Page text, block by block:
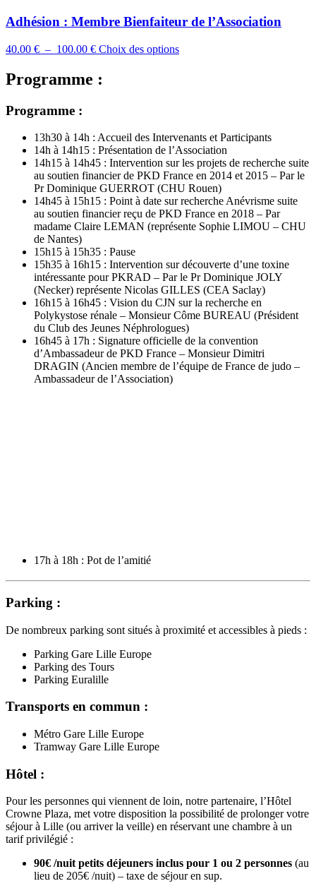
Adhésion : Membre Bienfaiteur de l’Association
40.00 € – 100.00 €Plage
40.00 €
Choix des optionsCe
peuvent
être
choisies
sur
la
page
du
produit
Programme :
Programme :
13h30 à 14h : Accueil des Intervenants et Participants
14h à 14h15 : Présentation de l’Association
14h15 à 14h45 : Intervention sur les projets de recherche suite
au soutien financier de PKD France en 2014 et 2015 – Par le
Pr Dominique GUERROT (CHU Rouen)
14h45 à 15h15 : Point à date sur recherche Anévrisme suite
au soutien financier reçu de PKD France en 2018 – Par
madame Claire LEMAN (représente Sophie LIMOU – CHU
de Nantes)
15h15 à 15h35 : Pause
15h35 à 16h15 : Intervention sur découverte d’une toxine
intéressante pour PKRAD – Par le Pr Dominique JOLY
(Necker) représente Nicolas GILLES (CEA Saclay)
16h15 à 16h45 : Vision du CJN sur la recherche en
Polykystose rénale – Monsieur Côme BUREAU (Président
du Club des Jeunes Néphrologues)
16h45 à 17h : Signature officielle de la convention
d’Ambassadeur de PKD France – Monsieur Dimitri
DRAGIN (Ancien membre de l’équipe de France de judo –
Ambassadeur de l’Association)
17h à 18h : Pot de l’amitié
Parking :
De nombreux parking sont situés à proximité et accessibles à pieds :
Parking Gare Lille Europe
Parking des Tours
Parking Euralille
Transports en commun :
Métro Gare Lille Europe
Tramway Gare Lille Europe
Hôtel :
Pour les personnes qui viennent de loin, notre partenaire, l’Hôtel
Crowne Plaza, met votre disposition la possibilité de prolonger votre
séjour à Lille (ou arriver la veille) en réservant une chambre à un
tarif privilégié :
90€ /nuit petits déjeuners inclus pour 1 ou 2 personnes (au
lieu de 205€ /nuit) – taxe de séjour en sup.